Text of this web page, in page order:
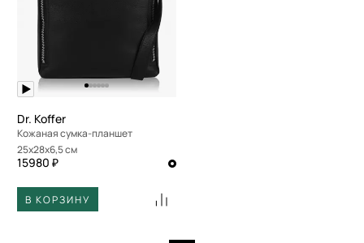
Dr. Koffer
Кожаная сумка-планшет
25x28x6,5 см
15980 ₽
В КОРЗИНУ